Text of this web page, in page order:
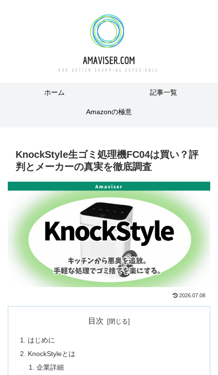
ホーム 記事一覧
Amazonの極意
KnockStyle生ゴミ処理機FC04は買い？評
判とメーカーの真実を徹底調査
2026.07.08
目次
はじめに
KnockStyleとは
企業詳細